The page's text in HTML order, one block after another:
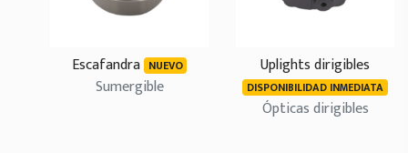
Escafandra NUEVO
Sumergible
Uplights dirigibles
DISPONIBILIDAD INMEDIATA
Ópticas dirigibles